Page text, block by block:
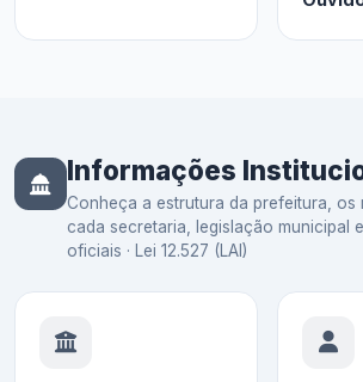
Informações
Conheça a estrutura da prefeitura, os
cada secretaria, legislação municipal
oficiais · Lei 12.527 (LAI)